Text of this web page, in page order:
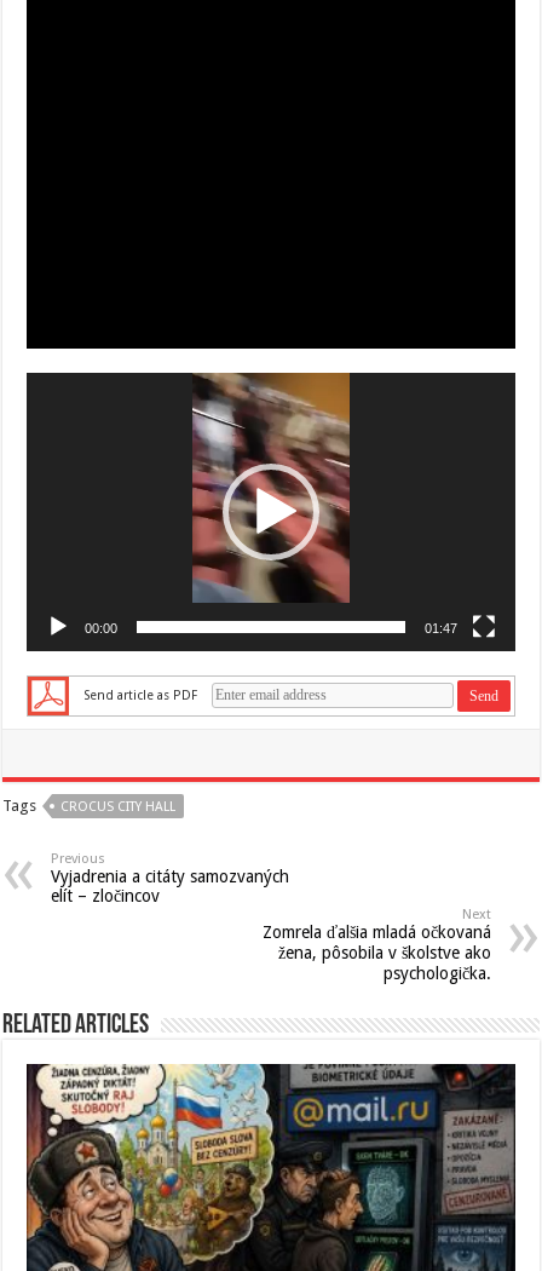
00:00 01:47
Send article as PDF
Tags CROCUS CITY HALL
Previous
Vyjadrenia a citáty samozvaných
elít – zločincov
Next
Zomrela ďalšia mladá očkovaná
žena, pôsobila v školstve ako
psychologička.
Related Articles